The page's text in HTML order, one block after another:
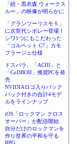
「続・黒衣森 ウォークス
ルー」の映像が明らかに
「グランツーリスモ５」
に次世代シボレー登場！
シワ1つにもこだわった
「コルベット C7」カモ
フラージュ仕様
ドスパラ、「ACIII」と
「CoDBOII」推奨PCを発
売
NVIDIAロゴ入りバック
パック付きの合計4モデ
ルをラインナップ
iOS「ロックマン クロス
オーバー」が配信開始
自分だけのロックマンを
作り世界の平和を守る
RPG